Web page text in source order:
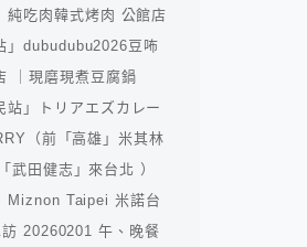
純吃肉韓式烤肉 公館店
」dubudubu2026豆咘
｜現磨現煮豆腐鍋
站」トリアエズカレー
（前「高雄」米其林
武田健志」來台北 ）
Miznon Taipei 米諾台
20260201 午、晚餐